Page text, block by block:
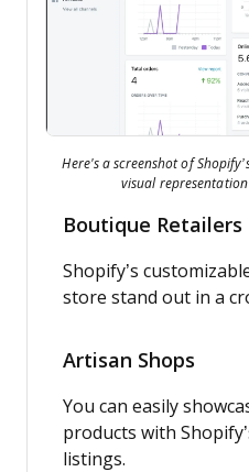
Here's a screenshot of
visual
Boutique Retailers
Shopify’s
store stand out in a
Artisan Shops
You can easily
products with
listings.